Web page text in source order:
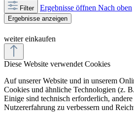
Filter Ergebnisse öffnen Nach oben
Ergebnisse anzeigen
weiter einkaufen
Diese Website verwendet Cookies
Auf unserer Website und in unserem
Cookies und ähnliche Technologien (z.
Einige sind technisch erforderlich,
Nutzererfahrung zu verbessern und